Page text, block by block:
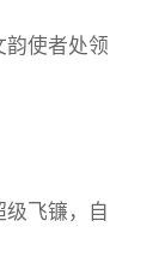
使者处领
飞镰，自